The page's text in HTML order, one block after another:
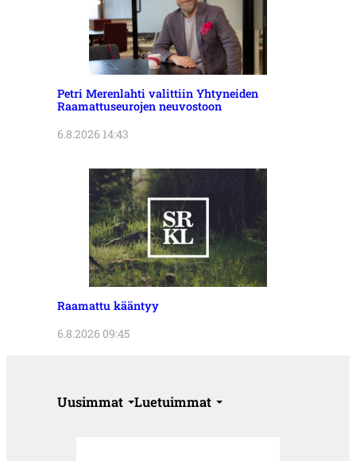
Petri Merenlahti valittiin Yhtyneiden
Raamattuseurojen neuvostoon
6.8.2026 14:43
Raamattu kääntyy
6.8.2026 09:45
Uusimmat Luetuimmat